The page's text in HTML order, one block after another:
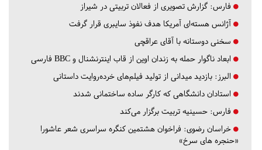
فارس: گزارش تصویری از فعالان تربیتی در شیراز
آژانس هسته‌ای آمریکا هدف نفوذ سایبری قرار گرفت
سخنی دوستانه با آقای عراقچی
ابعاد ناگوار حمله به زندان اوین از قاب اینترنشنال و BBC فارسی
البرز: بازدید میدانی از تولید فیلم‌های خرده‌روایت داستانی
استادان دانشگاهی که کارگر ساده ساختمانی شدند
فارس: حسینیه تربیت برگزار می‌کند
خراسان رضوی: فراخوان هشتمین کنگره سراسری شعر عاشورا
«حنجره های سرخ»